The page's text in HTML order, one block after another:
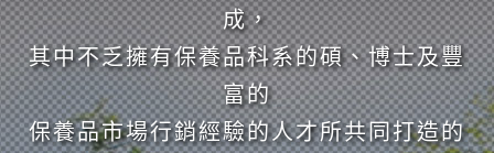
成，
其中不乏擁有保養品科系的碩、博士及豐
富的
保養品市場行銷經驗的人才所共同打造的